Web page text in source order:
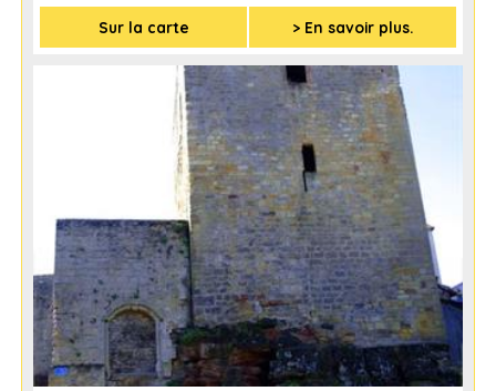
Sur la carte > En savoir plus.